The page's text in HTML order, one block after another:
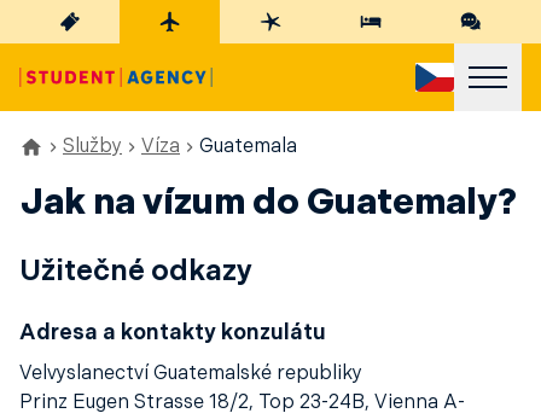
Služby Víza Guatemala
Jak na vízum do Guatemaly?
Užitečné odkazy
Adresa a kontakty konzulátu
Velvyslanectví Guatemalské republiky
Prinz Eugen Strasse 18/2, Top 23-24B, Vienna A-